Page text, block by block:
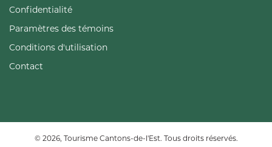
Confidentialité
Paramètres des témoins
Conditions d'utilisation
Contact
© 2026, Tourisme Cantons-de-l'Est. Tous droits réservés.